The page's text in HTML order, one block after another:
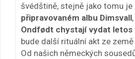
švédštině, stejně jako tomu je
připravovaném albu Dimsvall,
Ondfødt chystají vydat letos
bude další rituální akt ze
Od našich německých